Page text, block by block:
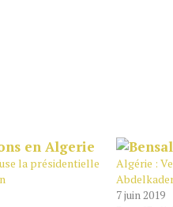
la présidentielle
Algérie :
7 juin 2019